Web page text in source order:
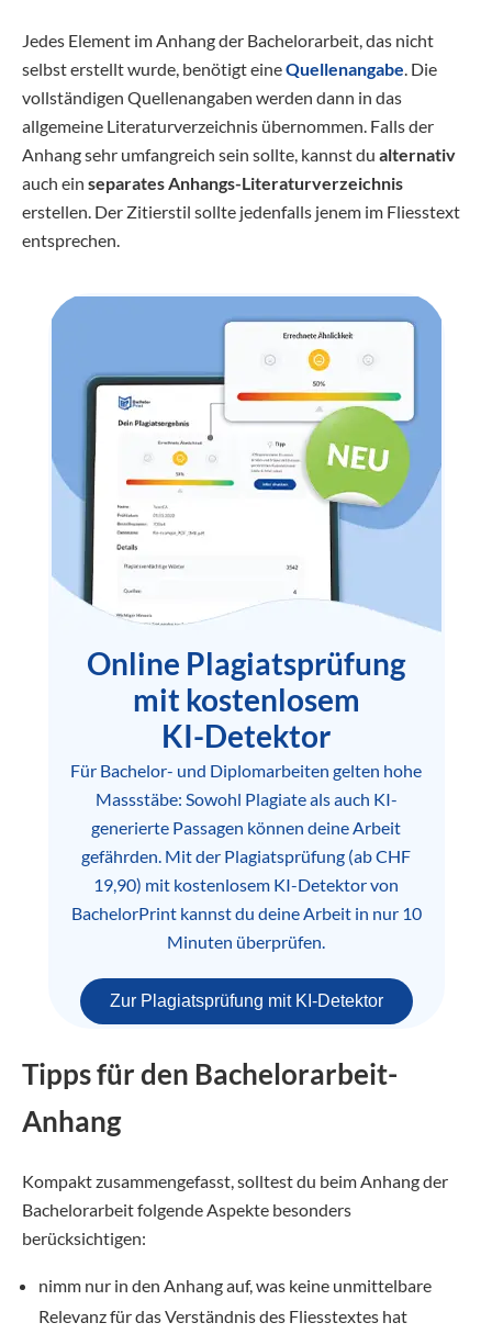
Jedes Element im Anhang der Bachelorarbeit, das nicht
selbst erstellt wurde, benötigt eineQuellenangabe. Die
vollständigen Quellenangaben werden dann in das
allgemeine Literaturverzeichnis übernommen. Falls der
Anhang sehr umfangreich sein sollte, kannst du alternativ
auch ein separates Anhangs-Literaturverzeichnis
erstellen. Der Zitierstil sollte jedenfalls jenem im Fliesstext
entsprechen.
Online Plagiatsprüfung
mit kostenlosem
KI-Detektor
Für Bachelor- und Diplomarbeiten gelten hohe
Massstäbe: Sowohl Plagiate als auch KI-
generierte Passagen können deine Arbeit
gefährden. Mit der Plagiatsprüfung (ab CHF
19,90) mit kostenlosem KI-Detektor von
BachelorPrint kannst du deine Arbeit in nur 10
Minuten überprüfen.
Zur Plagiatsprüfung mit KI-Detektor
Tipps für den Bachelorarbeit-
Anhang
Kompakt zusammengefasst, solltest du beim Anhang der
Bachelorarbeit folgende Aspekte besonders
berücksichtigen:
nimm nur in den Anhang auf, was keine unmittelbare
Relevanz für das Verständnis des Fliesstextes hat